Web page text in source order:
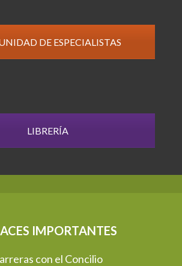
DE ESPECIALISTAS
LIBRERÍA
IMPORTANTES
con el Concilio